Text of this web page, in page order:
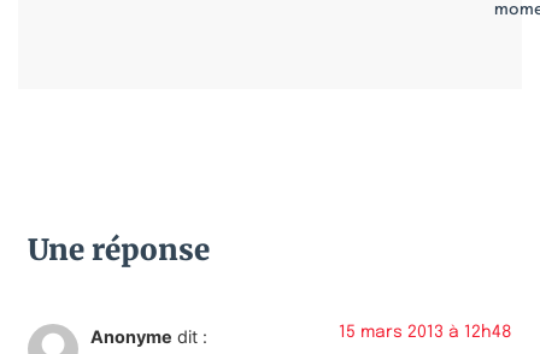
Une réponse
Anonyme dit : 15 mars 2013 à 12h48